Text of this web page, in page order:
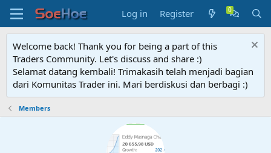
Log in Register
Welcome back! Thank you for being a part of this
Traders Community. Let's discuss and share :)
Selamat datang kembali! Trimakasih telah menjadi bagian
dari Komunitas Trader ini. Mari berdiskusi dan berbagi :)
Members